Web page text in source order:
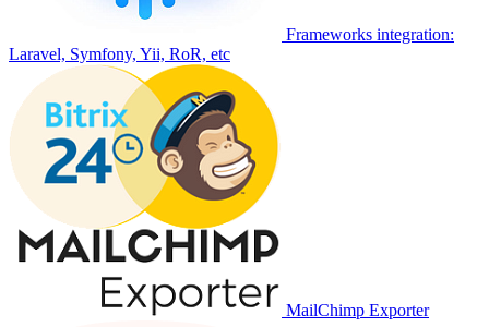
Frameworks integration:
Laravel, Symfony, Yii, RoR, etc
MailChimp Exporter